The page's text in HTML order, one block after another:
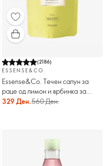
(2186)
ESSENSE&CO.
Essense&Co. Течен сапун за
раце од лимон и врбинка за
дополнување
329 Ден.560 Ден.